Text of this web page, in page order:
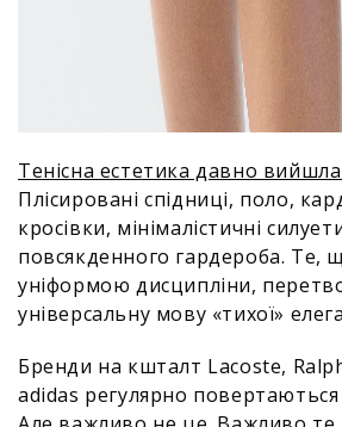
Тенісна естетика давно
Плісировані спідниці, поло,
кросівки, мінімалістичні
повсякденного гардероба. Те,
уніформою дисципліни,
універсальну мову «тихої»
Бренди на кшталт Lacoste,
adidas регулярно